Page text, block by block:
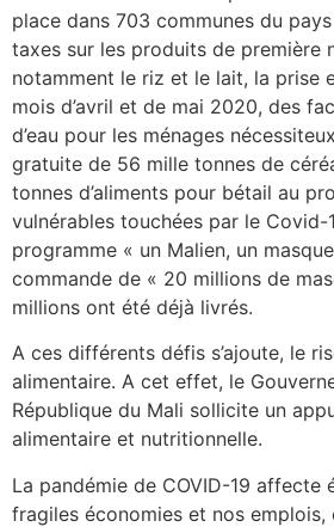
place dans 703 communes du
taxes sur les produits de première
notamment le riz et le lait, la prise
mois d’avril et de mai 2020, des
d’eau pour les ménages
gratuite de 56 mille tonnes de
tonnes d’aliments pour bétail au
vulnérables touchées par le Covid-
programme « un Malien, un
commande de « 20 millions de
millions ont été déjà livrés.
A ces différents défis s’ajoute, le
alimentaire. A cet effet, le
République du Mali sollicite un
alimentaire et nutritionnelle.
La pandémie de COVID-19 affecte
fragiles économies et nos emplois,